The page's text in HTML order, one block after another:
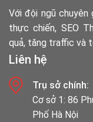
Với đội ngũ chuyên
thực chiến, SEO
quả, tăng traffic và
Liên hệ
Trụ sở chính:
Cơ sở 1: 86
Phố Hà Nội